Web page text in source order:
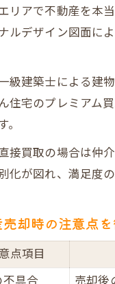
リアで不動産を本
ルデザイン図面に
級建築士による建
住宅のプレミアム
接買取の場合は仲
化が図れ、満足度
却時の注意点
点項目